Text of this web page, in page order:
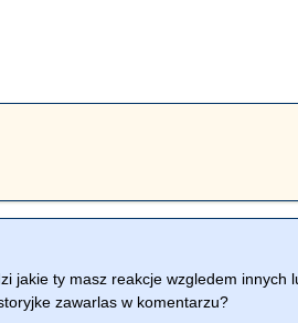
jakie ty masz reakcje wzgledem
zawarlas w komentarzu?